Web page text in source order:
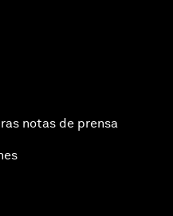
notas de prensa